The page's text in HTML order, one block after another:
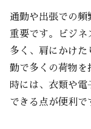
通勤や出張での頻
重要です。ビジネ
多く、肩にかけた
勤で多くの荷物を
時には、衣類や
できる点が便利で